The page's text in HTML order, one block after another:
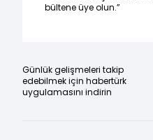
bültene üye olun.”
Günlük gelişmeleri takip
edebilmek için habertürk
uygulamasını indirin